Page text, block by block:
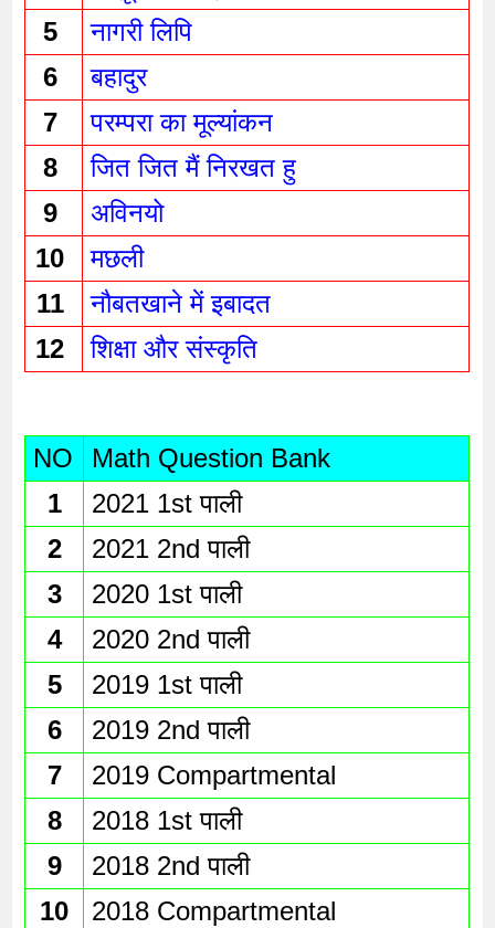
5
नागरी लिपि
6
बहादुर
7
परम्परा का मूल्यांकन
8
जित जित मैं निरखत हु
9
अविनयो
10
मछली
11
नौबतखाने में इबादत
12
शिक्षा और संस्कृति
NO
Math Question Bank
1
2021 1st पाली
2
2021 2nd पाली
3
2020 1st पाली
4
2020 2nd पाली
5
2019 1st पाली
6
2019 2nd पाली
7
2019 Compartmental
8
2018 1st पाली
9
2018 2nd पाली
10
2018 Compartmental